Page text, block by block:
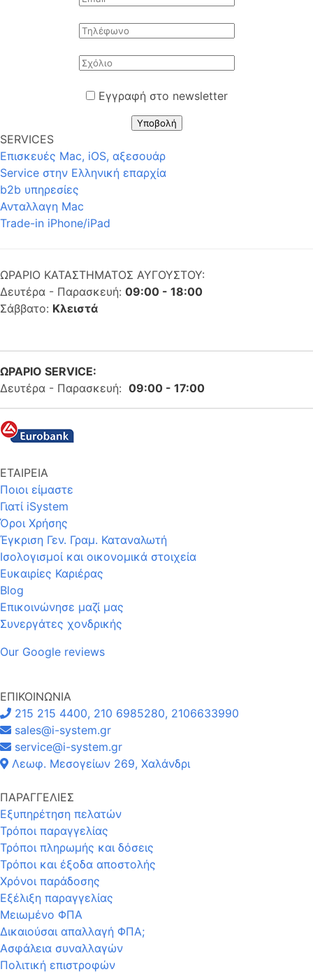
Εγγραφή στο newsletter
Υποβολή
SERVICES
Επισκευές Mac, iOS, αξεσουάρ
Service στην Eλληνική επαρχία
b2b υπηρεσίες
Ανταλλαγη Mac
Trade-in iPhone/iPad
ΩΡΑΡΙΟ ΚΑΤΑΣΤΗΜΑΤΟΣ ΑΥΓΟΥΣΤΟΥ:
Δευτέρα - Παρασκευή: 09:00 - 18:00
Σάββατο: Κλειστά
ΩΡΑΡΙΟ SERVICE:
Δευτέρα - Παρασκευή: 09:00 - 17:00
ΕΤΑΙΡΕΙΑ
Ποιοι είμαστε
Γιατί iSystem
Όροι Χρήσης
Έγκριση Γεν. Γραμ. Καταναλωτή
Ισολογισμοί και οικονομικά στοιχεία
Ευκαιρίες Καριέρας
Blog
Επικοινώνησε μαζί μας
Συνεργάτες χονδρικής
Our Google reviews
ΕΠΙΚΟΙΝΩΝΙΑ
215 215 4400, 210 6985280, 2106633990
sales@i-system.gr
service@i-system.gr
Λεωφ. Μεσογείων 269, Χαλάνδρι
ΠΑΡΑΓΓΕΛΙΕΣ
Εξυπηρέτηση πελατών
Τρόποι παραγγελίας
Τρόποι πληρωμής και δόσεις
Τρόποι και έξοδα αποστολής
Χρόνοι παράδοσης
Εξέλιξη παραγγελίας
Μειωμένο ΦΠΑ
Δικαιούσαι απαλλαγή ΦΠΑ;
Ασφάλεια συναλλαγών
Πολιτική επιστροφών